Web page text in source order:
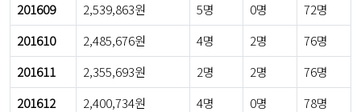
201609
2,539,863원 5명 0명
72명
201610
2,485,676원 4명 2명
76명
201611
2,355,693원 2명 2명
76명
201612
2,400,734원 4명 0명
78명